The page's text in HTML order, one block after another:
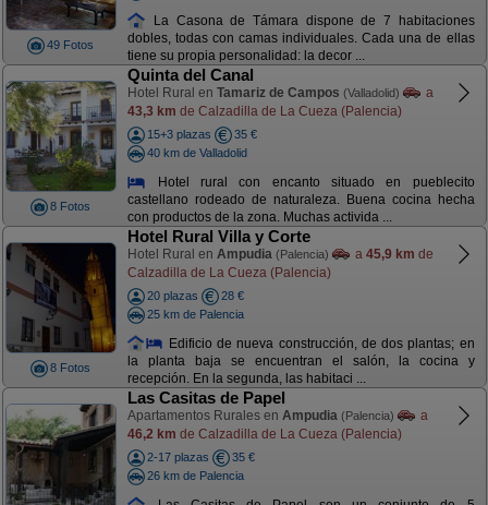
49 Fotos
La Casona de Támara dispone de 7 habitaciones
dobles, todas con camas individuales. Cada una de ellas
tiene su propia personalidad: la decor ...
8 Fotos
Quinta del Canal
Hotel Rural en Tamariz de Campos (Valladolid)
a
43,3 km de Calzadilla de La Cueza (Palencia)
15+3 plazas
35 €
40 km de Valladolid
Hotel rural con encanto situado en pueblecito
castellano rodeado de naturaleza. Buena cocina hecha
con productos de la zona. Muchas activida ...
8 Fotos
Hotel Rural Villa y Corte
Hotel Rural en Ampudia (Palencia) a 45,9 km de
Calzadilla de La Cueza (Palencia)
20 plazas
28 €
25 km de Palencia
Edificio de nueva construcción, de dos plantas; en
la planta baja se encuentran el salón, la cocina y
recepción. En la segunda, las habitaci ...
Las Casitas de Papel
Apartamentos Rurales en Ampudia (Palencia)
a
46,2 km de Calzadilla de La Cueza (Palencia)
2-17 plazas
35 €
26 km de Palencia